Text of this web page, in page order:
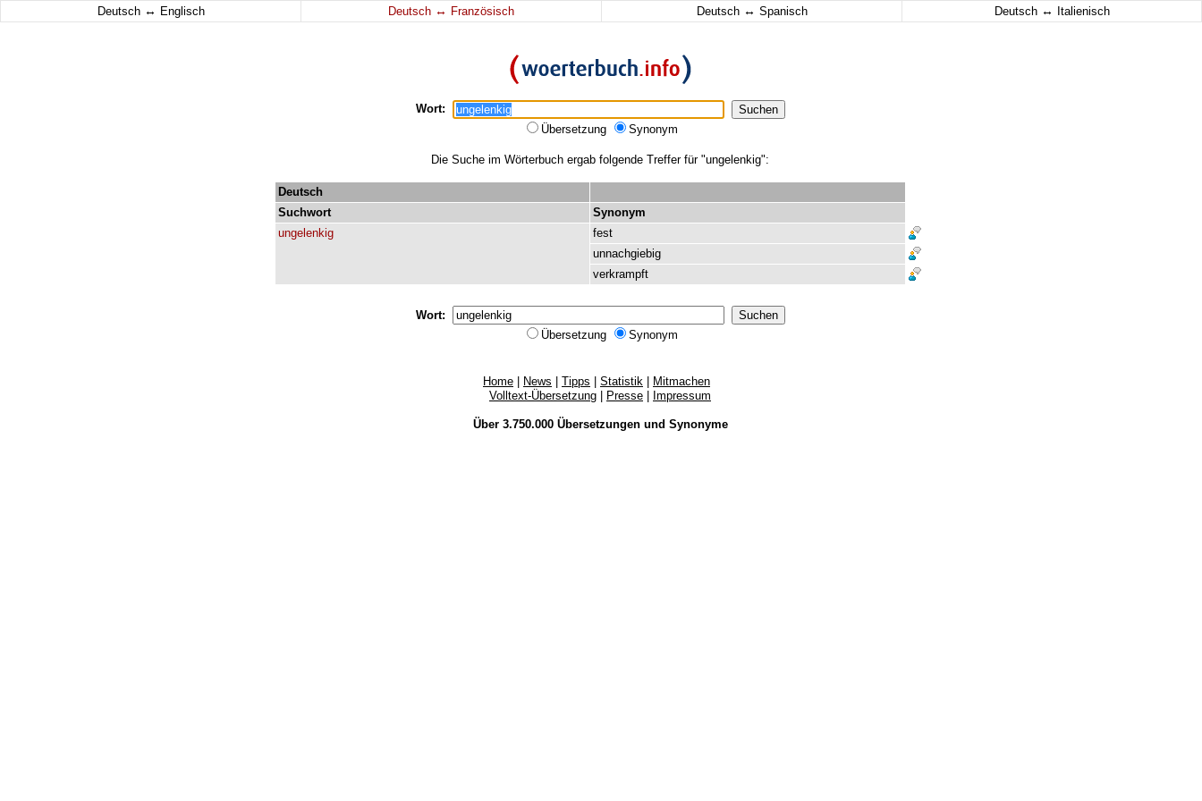
Deutsch ↔ Englisch Deutsch ↔ Französisch Deutsch ↔ Spanisch Deutsch ↔ Italienisch
Wort:
Übersetzung
Synonym
Die Suche im Wörterbuch ergab folgende Treffer für "ungelenkig":
Deutsch
Suchwort
Synonym
ungelenkig
fest
unnachgiebig
verkrampft
Wort:
Übersetzung
Synonym
Home News Tipps Statistik
Mitmachen
Volltext-Übersetzung
Presse Impressum
Über 3.750.000 Übersetzungenund Synonyme